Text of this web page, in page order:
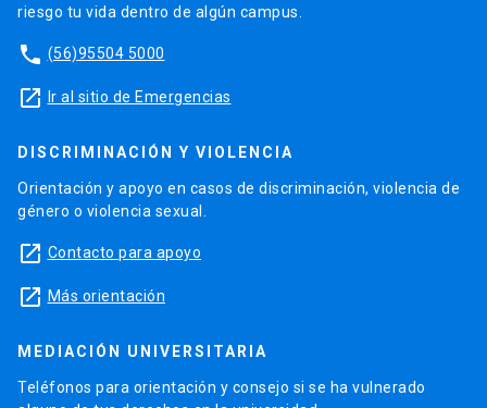
riesgo tu vida dentro de algún campus.
phone (56)95504 5000
launch Ir al sitio de Emergencias
DISCRIMINACIÓN Y VIOLENCIA
Orientación y apoyo en casos de discriminación, violencia de
género o violencia sexual.
launch Contacto para apoyo
launch Más orientación
MEDIACIÓN UNIVERSITARIA
Teléfonos para orientación y consejo si se ha vulnerado